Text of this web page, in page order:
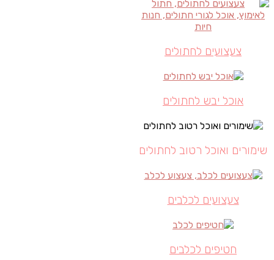
צעצועים לחתולים
אוכל יבש לחתולים
שימורים ואוכל רטוב לחתולים
צעצועים לכלבים
חטיפים לכלבים